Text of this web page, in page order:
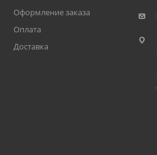
Оформление заказа
Оплата
Доставка